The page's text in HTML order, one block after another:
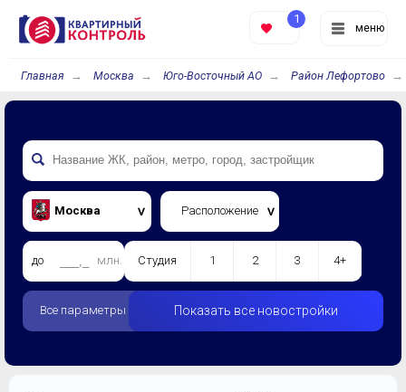
меню
1
Главная Москва Юго-Восточный АО Район Лефортово
Москва Расположение
до млн. Студия 1 2 3 4+
Все параметры Показать все новостройки